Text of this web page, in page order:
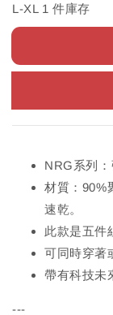
L-XL 1 件庫存
NRG系列：
材質：90%
速乾。
此款是五件
可同時穿著
帶有科技未
---